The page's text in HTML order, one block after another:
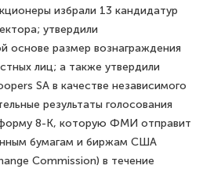
избрали 13 кандидатур
утвердили
основе размер вознаграждения
лиц; а также утвердили
SA в качестве независимого
результаты голосования
8-K, которую ФМИ отправит
бумагам и биржам США
Commission) в течение